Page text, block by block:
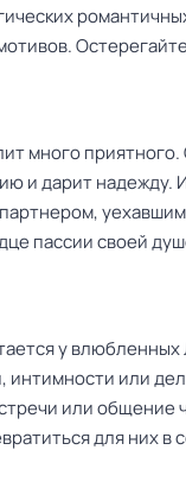
много
и дарит надежду.
пассии своей
у
интимности или
или общение
для них в